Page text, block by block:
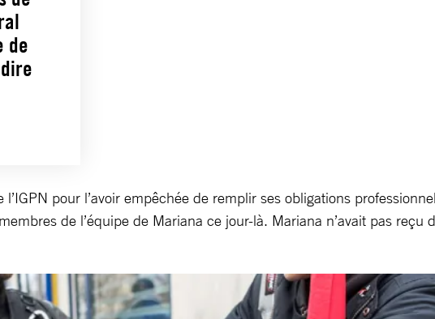
de
pour l’avoir empêchée de remplir ses obligations
de l’équipe de Mariana ce jour-là. Mariana n’avait pas reçu